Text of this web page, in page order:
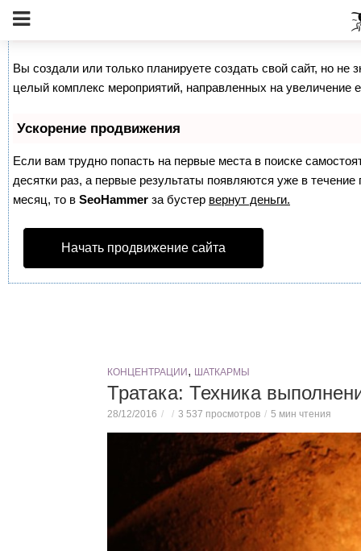
Как продвинуть сайт на первые места?
Вы создали или только планируете создать свой сайт, но не
целый комплекс мероприятий, направленных на увеличение
Ускорение продвижения
Если вам трудно попасть на первые места в поиске
десятки раз, а первые результаты появляются уже в
месяц, то в SeoHammer за бустер вернут деньги.
Начать продвижение сайта
КОНЦЕНТРАЦИИ , ШАТКАРМЫ
Тратака: Техника
28/12/2016 3 537 просмотров 5 мин чтения